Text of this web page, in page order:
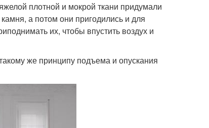
плотной и мокрой ткани придумали
а потом они пригодились и для
их, чтобы впустить воздух и
же принципу подъема и опускания